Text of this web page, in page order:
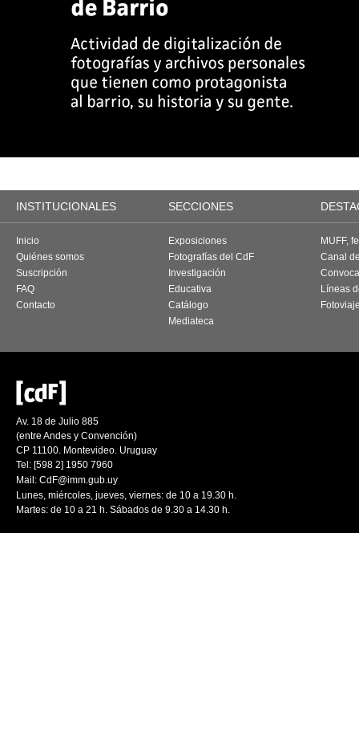
INSTITUCIONALES SECCIONES
Inicio
Quiénes somos
Suscripción
FAQ
Contacto
Exposiciones
Fotografías del CdF
Investigación
Educativa
Catálogo
Mediateca
MUFF,
Canal
Líneas
Av. 18 de Julio 885
(entre Andes y Convención)
CP 11100. Montevideo. Uruguay
Tel: [598 2] 1950 7960
Mail: CdF@imm.gub.uy
Lunes, miércoles, jueves, viernes: de 10 a 19.30 h.
Martes: de 10 a 21 h. Sábados de 9.30 a 14.30 h.